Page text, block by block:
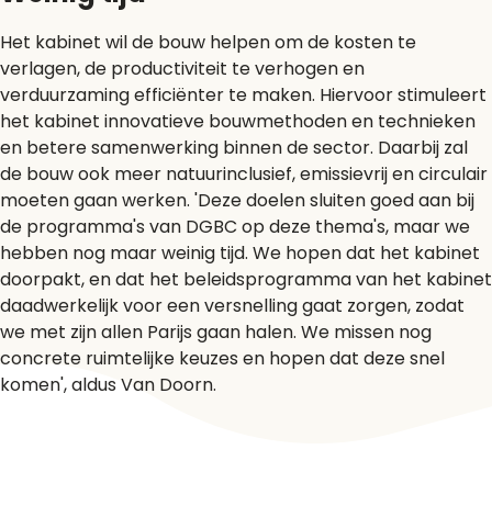
Het kabinet wil de bouw helpen om de kosten te
verlagen, de productiviteit te verhogen en
verduurzaming efficiënter te maken. Hiervoor stimuleert
het kabinet innovatieve bouwmethoden en technieken
en betere samenwerking binnen de sector. Daarbij zal
de bouw ook meer natuurinclusief, emissievrij en circulair
moeten gaan werken. 'Deze doelen sluiten goed aan bij
de programma's van DGBC op deze thema's, maar we
hebben nog maar weinig tijd. We hopen dat het kabinet
doorpakt, en dat het beleidsprogramma van het kabinet
daadwerkelijk voor een versnelling gaat zorgen, zodat
we met zijn allen Parijs gaan halen. We missen nog
concrete ruimtelijke keuzes en hopen dat deze snel
komen', aldus Van Doorn.